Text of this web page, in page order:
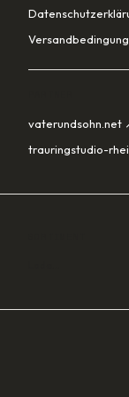
vaterundsohn.net
trauringstudio-